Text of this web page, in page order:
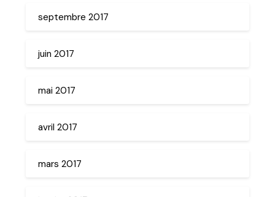
septembre 2017
juin 2017
mai 2017
avril 2017
mars 2017